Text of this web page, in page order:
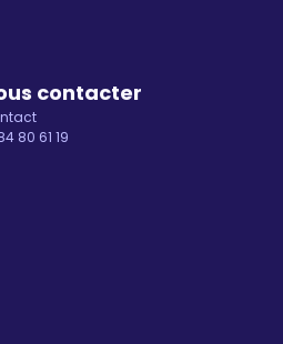
contacter
80 61 19